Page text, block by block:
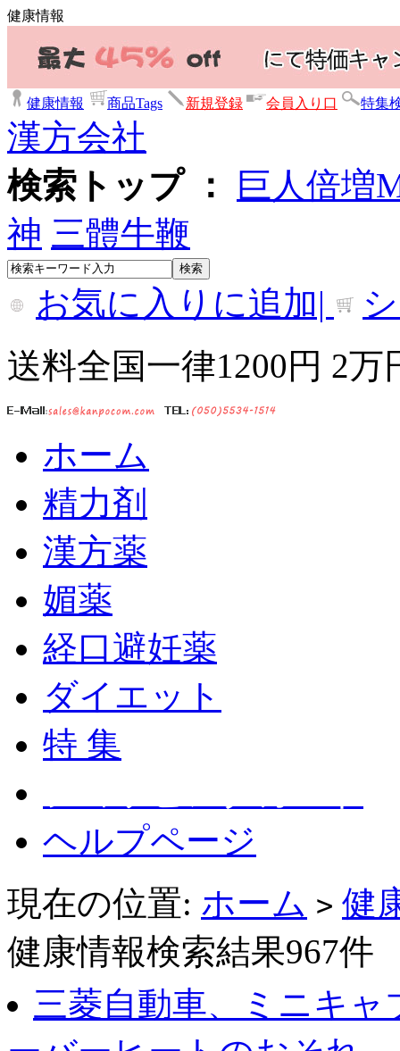
健康情報
健康情報 商品Tags 新規登録 会員入り口 特集
漢方会社
検索トップ ：
巨人倍増
神 三體牛鞭
お気に入りに追加|
送料全国一律1200円 2
ホーム
精力剤
漢方薬
媚薬
経口避妊薬
ダイエット
特 集
ヘルプページ
現在の位置: ホーム > 健
健康情報検索結果967件
三菱自動車、ミニキ